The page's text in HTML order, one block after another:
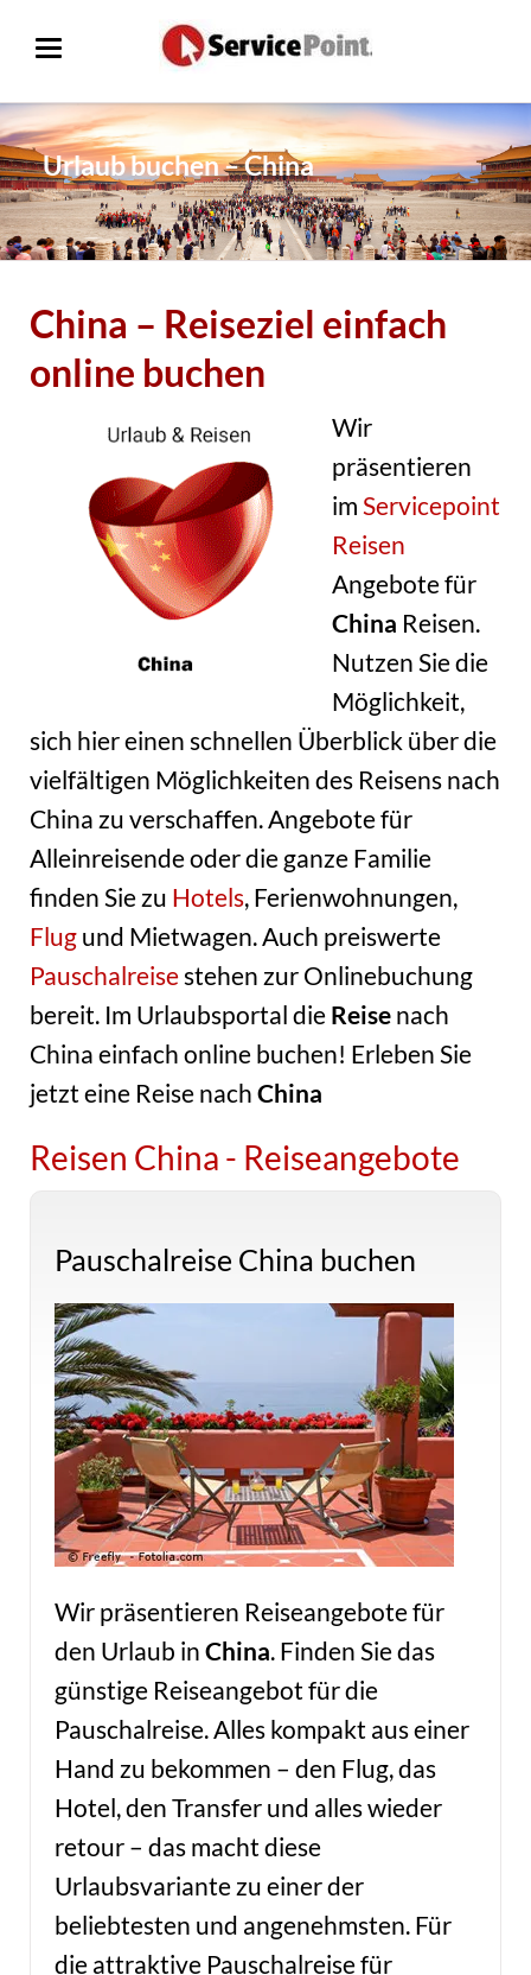
Urlaub buchen – China
China – Reiseziel einfach
online buchen
Wir
präsentieren
imServicepoint
Reisen
Angebote für
China Reisen.
Nutzen Sie die
Möglichkeit,
sich hier einen schnellen Überblick über die
vielfältigen Möglichkeiten des Reisens nach
China zu verschaffen. Angebote für
Alleinreisende oder die ganze Familie
finden Sie zu Hotels, Ferienwohnungen,
Flugund Mietwagen. Auch preiswerte
Pauschalreisestehen zur Onlinebuchung
bereit. Im Urlaubsportal dieReisenach
China einfach online buchen! Erleben Sie
jetzt eine Reise nachChina
Reisen China - Reiseangebote
Pauschalreise China buchen
Wir präsentieren Reiseangebote für
den Urlaub inChina. Finden Sie das
günstige Reiseangebot für die
Pauschalreise. Alles kompakt aus einer
Hand zu bekommen – den Flug, das
Hotel, den Transfer und alles wieder
retour – das macht diese
Urlaubsvariante zu einer der
beliebtesten und angenehmsten. Für
die attraktive Pauschalreise für